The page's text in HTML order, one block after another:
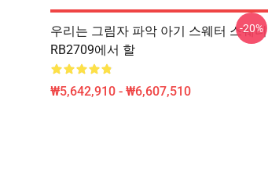
우리는 그림자 파악 아기 스웨터 스웨터
RB2709에서 할
₩5,642,910 - ₩6,607,510
-20%